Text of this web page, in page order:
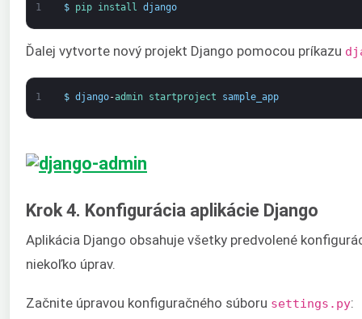
1 $ pip install django
Ďalej vytvorte nový projekt Django pomocou príkazu
1 $ django-admin startproject sample_app
Krok 4. Konfigurácia aplikácie Django
Aplikácia Django obsahuje všetky predvolené
niekoľko úprav.
Začnite úpravou konfiguračného súboru settings.py: